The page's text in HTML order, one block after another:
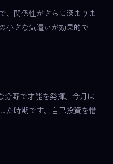
、関係性がさらに深まりま
小さな気遣いが効果的で
分野で才能を発揮。今月は
た時期です。自己投資を惜